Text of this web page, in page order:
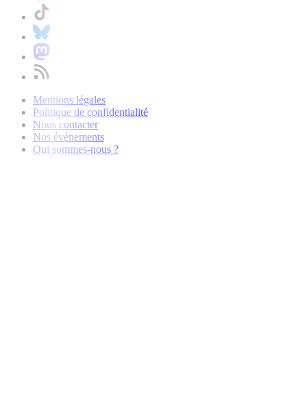
Mentions légales
Politique de confidentialité
Nous contacter
Nos événements
Qui sommes-nous ?